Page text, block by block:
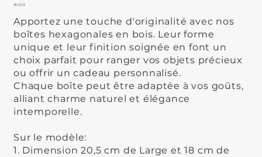
Prix
18,00 €
Apportez une touche d'originalité avec nos
boîtes hexagonales en bois. Leur forme
unique et leur finition soignée en font un
choix parfait pour ranger vos objets précieux
ou offrir un cadeau personnalisé.
Chaque boîte peut être adaptée à vos goûts,
alliant charme naturel et élégance
intemporelle.
Sur le modèle:
1. Dimension 20,5 cm de Large et 18 cm de